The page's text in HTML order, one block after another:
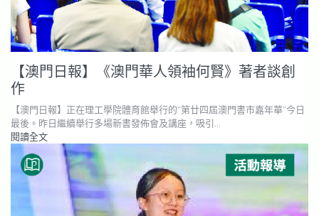
【澳門日報】《澳門華人領袖何賢》著者談創
作
【澳門日報】正在理工學院體育館舉行的“第廿四屆澳門書市嘉年華”今日
最後。昨日繼續舉行多場新書發佈會及講座，吸引…
閱讀全文